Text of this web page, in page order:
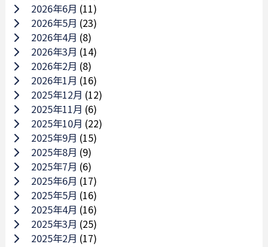
2026年6月 (11)
2026年5月 (23)
2026年4月 (8)
2026年3月 (14)
2026年2月 (8)
2026年1月 (16)
2025年12月 (12)
2025年11月 (6)
2025年10月 (22)
2025年9月 (15)
2025年8月 (9)
2025年7月 (6)
2025年6月 (17)
2025年5月 (16)
2025年4月 (16)
2025年3月 (25)
2025年2月 (17)